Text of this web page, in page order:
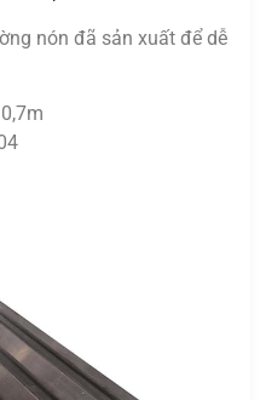
nón đã sản xuất để dễ